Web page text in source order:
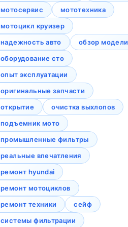
мотосервис
мототехника
мотоцикл круизер
надежность авто
обзор модели
оборудование сто
опыт эксплуатации
оригинальные запчасти
открытие
очистка выхлопов
подъемник мото
промышленные фильтры
реальные впечатления
ремонт hyundai
ремонт мотоциклов
ремонт техники
сейф
системы фильтрации